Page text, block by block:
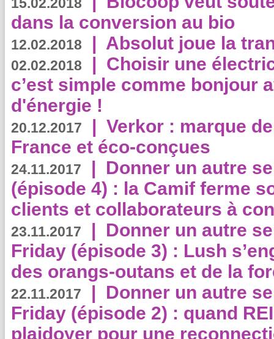
dans la conversion au bio
12.02.2018 | Absolut joue la
02.02.2018 | Choisir une
c’est simple comme bonjour
d'énergie !
20.12.2017 | Verkor : marque
France et éco-conçues
24.11.2017 | Donner un autre
(épisode 4) : la Camif ferme
clients et collaborateurs à
23.11.2017 | Donner un autre
Friday (épisode 3) : Lush
des orangs-outans et de la
22.11.2017 | Donner un autre
Friday (épisode 2) : quand
plaidoyer pour une